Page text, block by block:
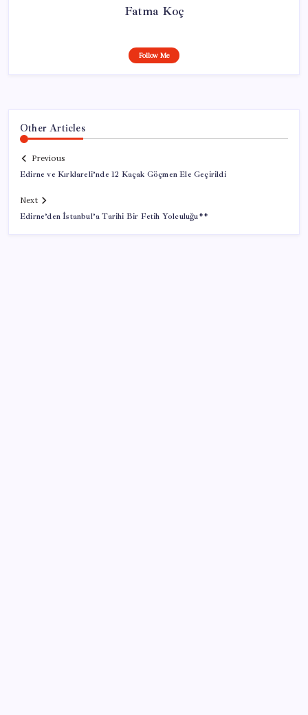
Fatma Koç
Follow Me
Other Articles
Previous
Edirne ve Kırklareli’nde 12 Kaçak Göçmen Ele Geçirildi
Next
Edirne’den İstanbul’a Tarihi Bir Fetih Yolculuğu**